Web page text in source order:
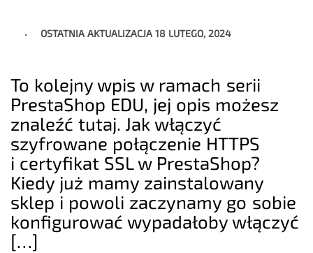
OSTATNIA AKTUALIZACJA18 LUTEGO, 2024
To kolejny wpis w ramach serii
PrestaShop EDU, jej opis możesz
znaleźć tutaj. Jak włączyć
szyfrowane połączenie HTTPS
i certyfikat SSL w PrestaShop?
Kiedy już mamy zainstalowany
sklep i powoli zaczynamy go sobie
konfigurować wypadałoby włączyć
[…]